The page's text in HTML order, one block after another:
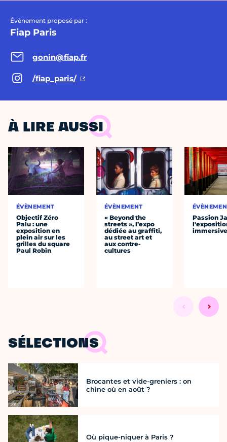
Évènement proposé par :
Fiap Paris
gonin@fiap.fr
/fiap_paris/
À LIRE AUSSI
ÉVÈNEMENT
Objectif Zéro
Palu : une
exposition en
plein air sur les
grilles du square
Paul Robin
ÉVÈNEMENT
« Beyond the
streets », l’expo
dédiée au graffiti,
au street art et
aux contre-
cultures
Passion
SÉLECTIONS
Brocantes et vide-greniers : on
chine où en août ?
Où pique-niquer à Paris ?